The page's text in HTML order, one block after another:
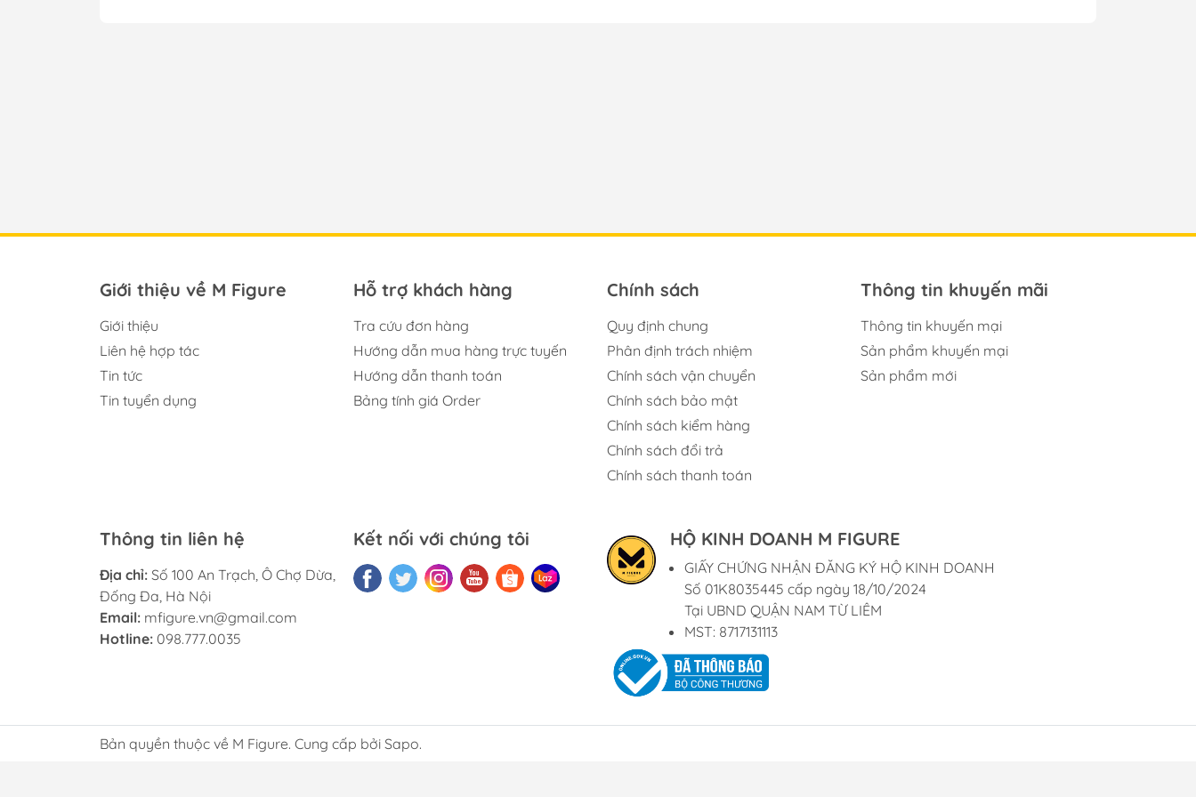
Giới thiệu về M Figure
Giới thiệu
Liên hệ hợp tác
Tin tức
Tin tuyển dụng
Hỗ trợ khách hàng
Tra cứu đơn hàng
Hướng dẫn mua hàng trực tuyến
Hướng dẫn thanh toán
Bảng tính giá Order
Chính sách
Quy định chung
Phân định trách nhiệm
Chính sách vận chuyển
Chính sách bảo mật
Chính sách kiểm hàng
Chính sách đổi trả
Chính sách thanh toán
Thông tin khuyến mãi
Thông tin khuyến mại
Sản phẩm khuyến mại
Sản phẩm mới
Thông tin liên hệ
Địa chỉ: Số 100 An Trạch, Ô Chợ Dừa,
Đống Đa, Hà Nội
Email: mfigure.vn@gmail.com
Hotline: 098.777.0035
Kết nối với chúng tôi HỘ KINH DOANH M FIGURE
GIẤY CHỨNG NHẬN ĐĂNG KÝ HỘ KINH DOANH
Số 01K8035445 cấp ngày 18/10/2024
Tại UBND QUẬN NAM TỪ LIÊM
MST: 8717131113
Bản quyền thuộc về M Figure. Cung cấp bởi Sapo.